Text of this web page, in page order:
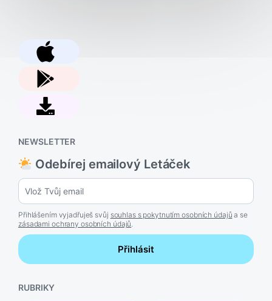
NEWSLETTER
Odebírej emailový Letáček
Přihlášením vyjadřuješ svůj souhlas s pokytnutím osobních údajů a se
zásadami ochrany osobních údajů
Přihlásit
RUBRIKY